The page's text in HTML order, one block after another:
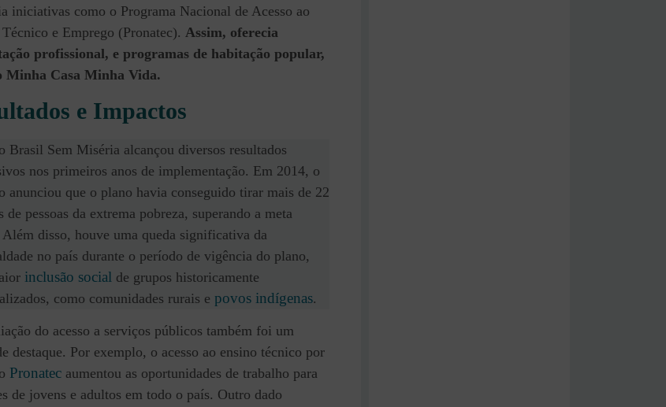
iniciativas como o Programa Nacional de Acesso ao
e Emprego (Pronatec). Assim, oferecia
profissional, e programas de habitação popular,
Minha Casa Minha Vida.
e Impactos
Brasil Sem Miséria alcançou diversos resultados
nos primeiros anos de implementação. Em 2014, o
anunciou que o plano havia conseguido tirar mais de 22
de pessoas da extrema pobreza, superando a meta
Além disso, houve uma queda significativa da
no país durante o período de vigência do plano,
inclusão social de grupos historicamente
como comunidades rurais e povos indígenas.
do acesso a serviços públicos também foi um
destaque. Por exemplo, o acesso ao ensino técnico por
Pronatec aumentou as oportunidades de trabalho para
de jovens e adultos em todo o país. Outro dado